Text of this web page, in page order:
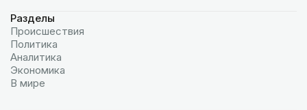
Разделы
Происшествия
Политика
Аналитика
Экономика
В мире